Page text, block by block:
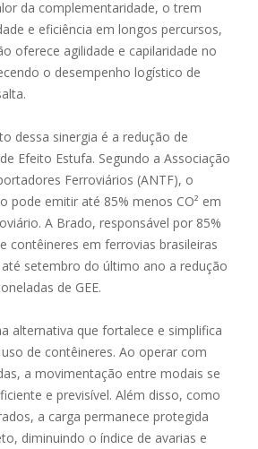
da complementaridade, o trem
e eficiência em longos percursos,
oferece agilidade e capilaridade no
o desempenho logístico de
dessa sinergia é a redução de
Efeito Estufa. Segundo a Associação
Ferroviários (ANTF), o
pode emitir até 85% menos CO² em
A Brado, responsável por 85%
contêineres em ferrovias brasileiras
setembro do último ano a redução
de GEE.
alternativa que fortalece e simplifica
de contêineres. Ao operar com
a movimentação entre modais se
e previsível. Além disso, como
a carga permanece protegida
diminuindo o índice de avarias e